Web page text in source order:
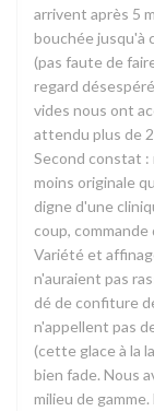
arrivent après 5
bouchée jusqu'à
(pas faute de
regard
vides nous ont
attendu plus de
Second constat :
moins originale
digne d'une
coup,
Variété et
n'auraient pas
dé de confiture
n'appellent pas
(cette glace à la
bien fade. Nous
milieu de